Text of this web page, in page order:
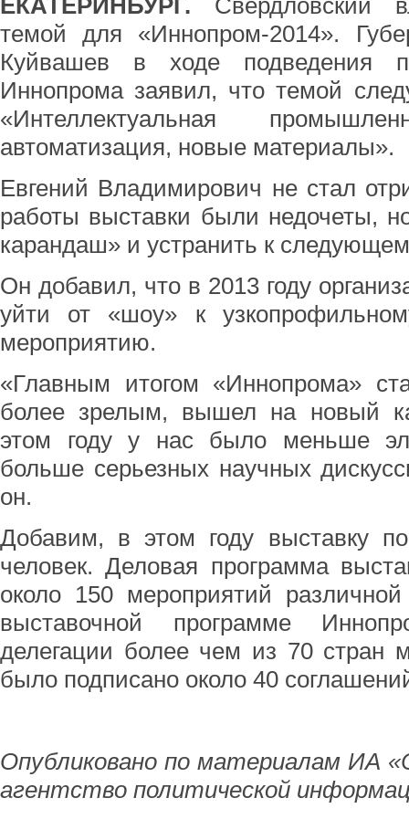
ЕКАТЕРИНБУРГ. Свердловский
темой для «Иннопром-2014».
Куйвашев в ходе подведения
Иннопрома заявил, что темой
«Интеллектуальная
автоматизация, новые материалы».
Евгений Владимирович не стал
работы выставки были недочеты,
карандаш» и устранить к
Он добавил, что в 2013 году
уйти от «шоу» к
мероприятию.
«Главным итогом «Иннопрома»
более зрелым, вышел на новый
этом году у нас было меньше
больше серьезных научных
он.
Добавим, в этом году выставку
человек. Деловая программа
около 150 мероприятий
выставочной программе
делегации более чем из 70 стран
было подписано около 40
Опубликовано по материалам ИА
агентство политической